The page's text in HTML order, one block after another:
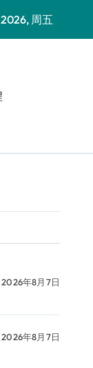
周五
2026年8月7日
2026年8月7日